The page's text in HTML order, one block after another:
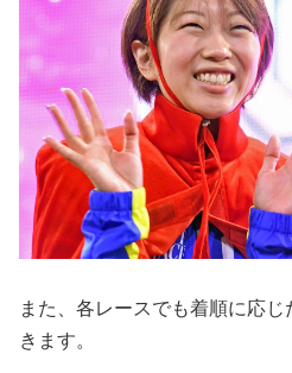
また、各レースでも着順に応
きます。